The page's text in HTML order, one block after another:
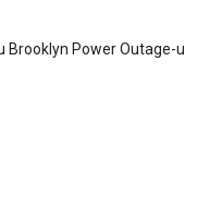
Brooklyn Power Outage-u